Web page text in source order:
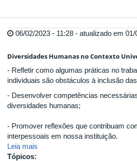
06/02/2023 - 11:28 - atualizado em
Diversidades Humanas no Contexto
- Refletir como algumas práticas no
individuais são obstáculos à inclusão
- Desenvolver competências
diversidades humanas;
- Promover reflexões que contribuam
interpessoais em nossa instituição.
Leia mais
Tópicos: